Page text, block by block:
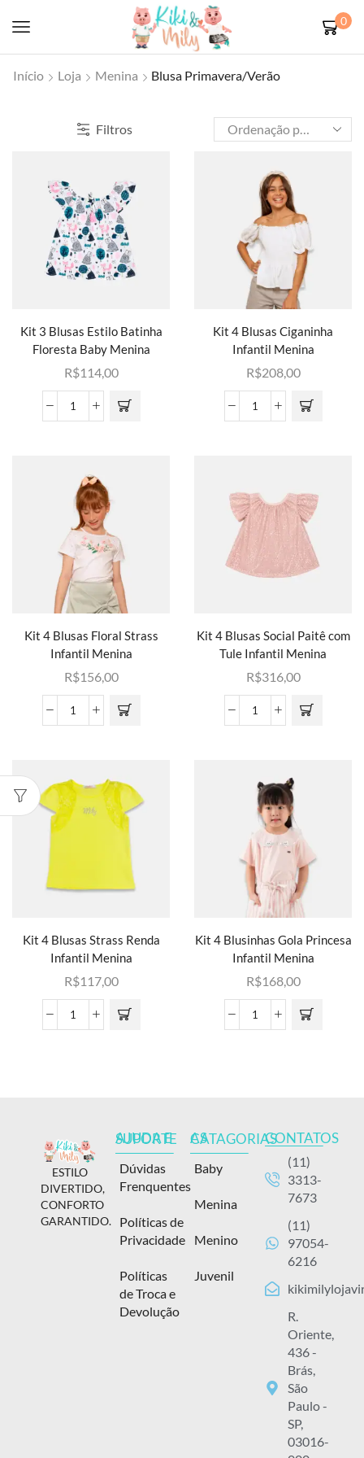
0
Início Loja Menina Blusa Primavera/Verão
Filtros
Kit 3 Blusas Estilo Batinha
Floresta Baby Menina
R$114,00
Kit 4 Blusas Ciganinha
Infantil Menina
R$208,00
Kit 4 Blusas Floral Strass
Infantil Menina
R$156,00
Kit 4 Blusas Social Paitê com
Tule Infantil Menina
R$316,00
Kit 4 Blusas Strass Renda
Infantil Menina
R$117,00
Kit 4 Blusinhas Gola Princesa
Infantil Menina
R$168,00
ESTILO
DIVERTIDO,
CONFORTO
GARANTIDO.
AJUDA E SUPORTE
Dúvidas
Frenquentes
Políticas de
Privacidade
Políticas
de Troca e
Devolução
AS CATAGORIAS
Baby
Menina
Menino
Juvenil
CONTATOS
(11)
3313-
7673
(11)
97054-
6216
R.
Oriente,
436 -
Brás,
São
Paulo -
SP,
03016-